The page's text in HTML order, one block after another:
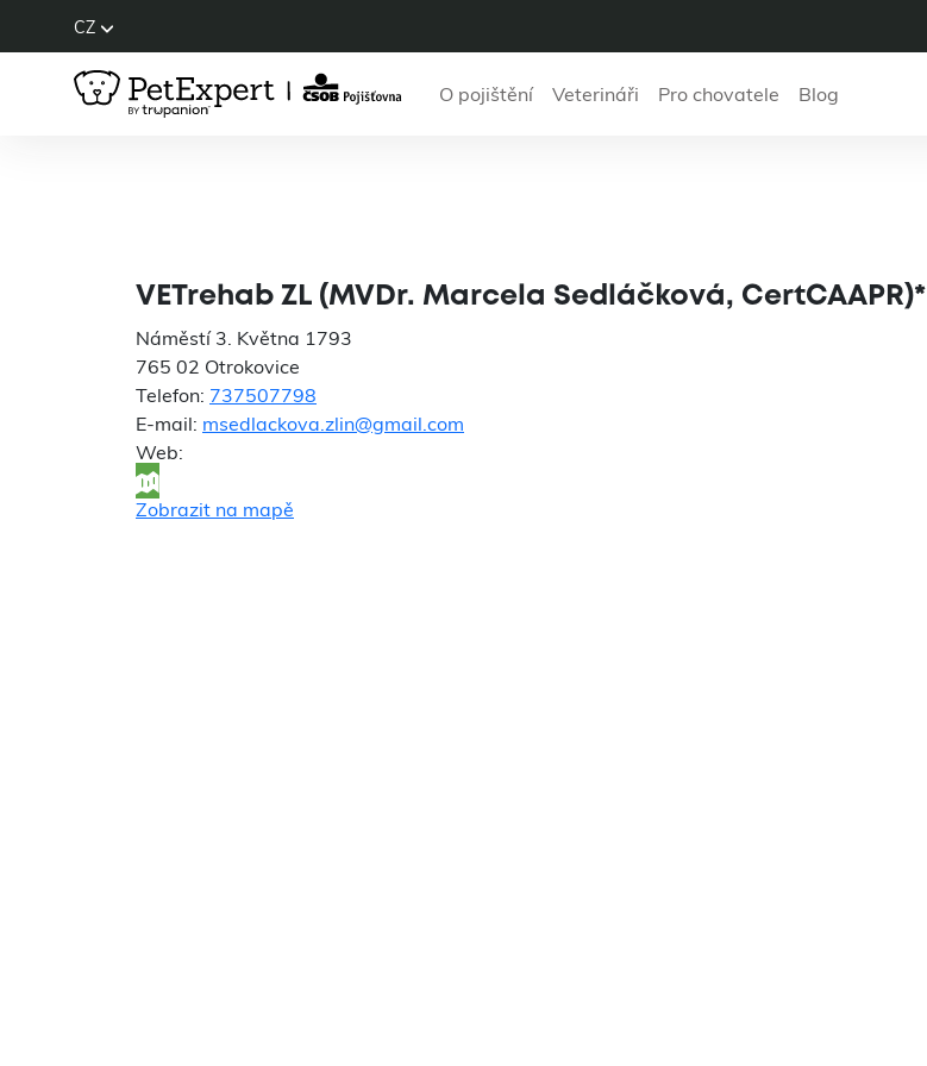
CZ
O pojištění Veterináři Pro chovatele Blog
VETrehab ZL (MVDr. Marcela Sedláčková, CertCAAPR)*
Náměstí 3. Května 1793
765 02 Otrokovice
Telefon: 737507798
E-mail: msedlackova.zlin@gmail.com
Web:
Zobrazit na mapě